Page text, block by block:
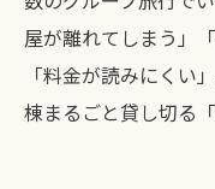
屋が離れてしまう」
「料金が読みにくい
棟まるごと貸し切る